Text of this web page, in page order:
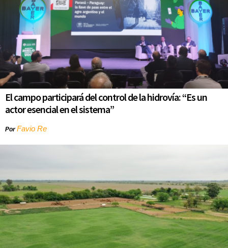
El campo participará del control de la hidrovía: “Es un
actor esencial en el sistema”
PorFavio Re